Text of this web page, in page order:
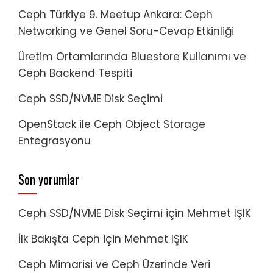
Ceph Türkiye 9. Meetup Ankara: Ceph
Networking ve Genel Soru-Cevap Etkinliği
Üretim Ortamlarında Bluestore Kullanımı ve
Ceph Backend Tespiti
Ceph SSD/NVME Disk Seçimi
OpenStack ile Ceph Object Storage
Entegrasyonu
Son yorumlar
Ceph SSD/NVME Disk Seçimi için Mehmet IŞIK
İlk Bakışta Ceph için Mehmet IŞIK
Ceph Mimarisi ve Ceph Üzerinde Veri